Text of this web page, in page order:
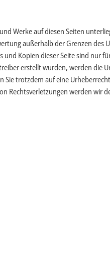
Werke auf diesen Seiten
außerhalb der Grenzen
und Kopien dieser Seite sind nur
erstellt wurden, werden die
Sie trotzdem auf eine
Rechtsverletzungen werden wir